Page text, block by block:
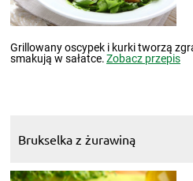
Grillowany oscypek i kurki tworzą
smakują w sałatce.Zobacz przepis
Brukselka z żurawiną